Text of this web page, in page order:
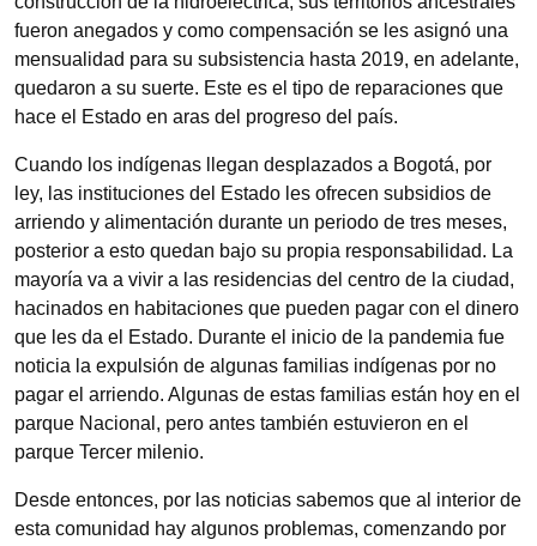
fueron anegados y como compensación se les asignó una
mensualidad para su subsistencia hasta 2019, en adelante,
quedaron a su suerte. Este es el tipo de reparaciones que
hace el Estado en aras del progreso del país.
Cuando los indígenas llegan desplazados a Bogotá, por
ley, las instituciones del Estado les ofrecen subsidios de
arriendo y alimentación durante un periodo de tres meses,
posterior a esto quedan bajo su propia responsabilidad. La
mayoría va a vivir a las residencias del centro de la ciudad,
hacinados en habitaciones que pueden pagar con el dinero
que les da el Estado. Durante el inicio de la pandemia fue
noticia la expulsión de algunas familias indígenas por no
pagar el arriendo. Algunas de estas familias están hoy en el
parque Nacional, pero antes también estuvieron en el
parque Tercer milenio.
Desde entonces, por las noticias sabemos que al interior de
esta comunidad hay algunos problemas, comenzando por